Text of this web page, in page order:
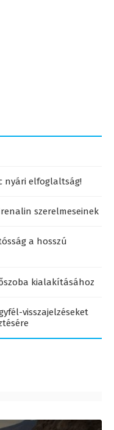
nyári elfoglaltság!
szerelmeseinek
a hosszú
kialakításához
visszajelzéseket